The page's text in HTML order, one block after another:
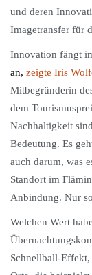
und deren
Imagetransfer für
Innovation fängt
an, zeigte Iris
Mitbegründerin
dem
Nachhaltigkeit
Bedeutung. Es
auch darum, was
Standort im
Anbindung. Nur
Welchen Wert
Schnellball-Effekt,